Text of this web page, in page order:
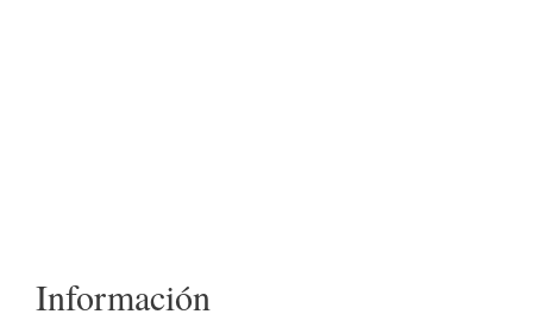
Información